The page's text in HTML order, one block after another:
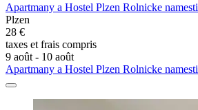
Apartmany a Hostel Plzen Rolnicke namesti
Plzen
28 €
taxes et frais compris
9 août - 10 août
Apartmany a Hostel Plzen Rolnicke namesti